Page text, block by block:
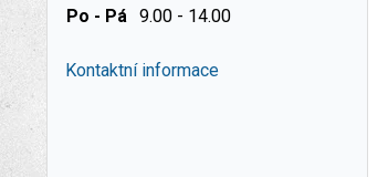
Po - Pá 9.00 - 14.00
Kontaktní informace